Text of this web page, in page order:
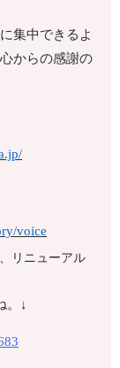
集中できるよ
からの感謝の
voice
リニューアル
。↓